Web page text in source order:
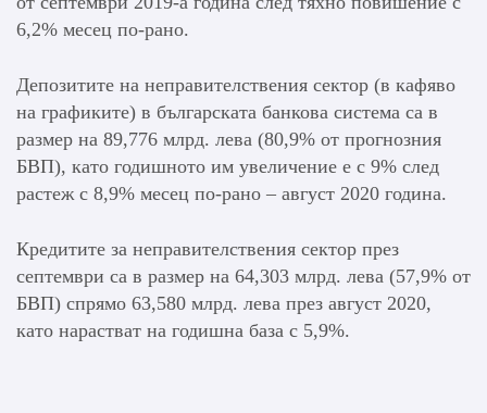
6,2% месец по-рано.
Депозитите на неправителствения сектор (в кафяво
на графиките) в българската банкова система са в
размер на 89,776 млрд. лева (80,9% от прогнозния
БВП), като годишното им увеличение е с 9% след
растеж с 8,9% месец по-рано – август 2020 година.
Кредитите за неправителствения сектор през
септември са в размер на 64,303 млрд. лева (57,9% от
БВП) спрямо 63,580 млрд. лева през август 2020,
като нарастват на годишна база с 5,9%.